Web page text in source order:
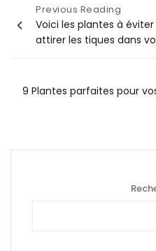
Navigation
de
l’article
Previous Reading
Voici les plantes à
attirer les tiques dans
9 Plantes parfaites pour